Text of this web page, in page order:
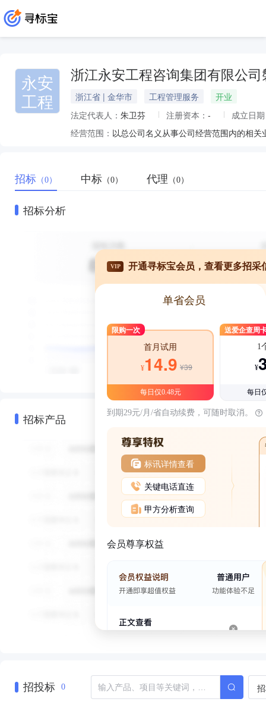
永安
工程
浙江永安工程咨询集团有限公司
浙江省 | 金华市 工程管理服务
开业
法定代表人： 朱卫芬 注册资本： -
成立日
经营范围： 以总公司名义从事公司经营范围内的相关
招标 （0） 中标 （0） 代理 （0）
招标分析
招标产品
VIP 开通寻标宝会员，查看更多招采
单省会员
限购一次
首月试用
¥14.9 ¥39
每日仅0.48元
送爱企查周
1
¥
每日
到期29元/月/省自动续费，可随时取消。
标讯详情查看
关键电话直连
甲方分析查询
会员尊享权益
招投标 0